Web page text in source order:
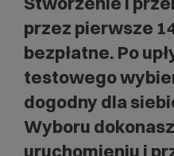
przez pierwsze
bezpłatne. Po
testowego
dogodny dla
Wyboru
uruchomieniu i